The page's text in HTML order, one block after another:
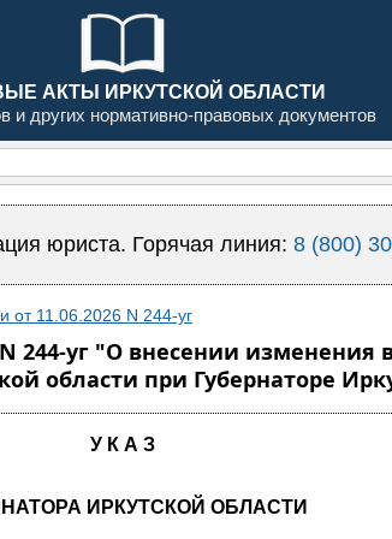
АКТЫ ИРКУТСКОЙ ОБЛАСТИ
и других нормативно-правовых документов
юриста. Горячая линия: 8 (800)
от 11.06.2026 N 244-уг
244-уг "О внесении
области при Губернаторе
У К А З
ИРКУТСКОЙ ОБЛАСТИ